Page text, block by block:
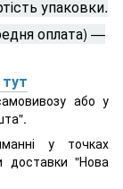
упаковки.
оплата) —
або у
у точках
доставки "Нова